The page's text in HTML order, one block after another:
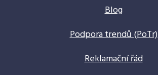
Blog
Podpora trendů (PoTr)
Reklamační řád